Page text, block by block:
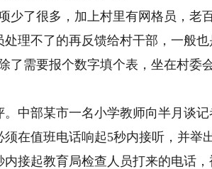
了很多，加上村里有网格员，老
理不了的再反馈给村干部，一般
了需要报个数字填个表，坐在村委
部某市一名小学教师向半月谈记
须在值班电话响起5秒内接听，并
接起教育局检查人员打来的电话，